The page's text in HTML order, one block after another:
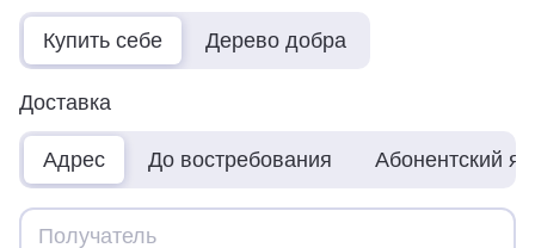
Купить себе Дерево добра
Доставка
Адрес До востребования Абонентский